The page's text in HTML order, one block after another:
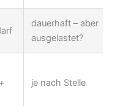
dauerhaft – aber
ausgelastet?
je nach Stelle